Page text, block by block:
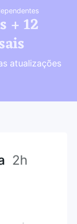
+ 12
atualizações